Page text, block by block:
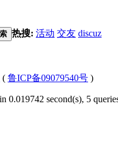
热搜: 活动 交友 discuz
( 鲁ICP备09079540号 )
0.019742 second(s), 5